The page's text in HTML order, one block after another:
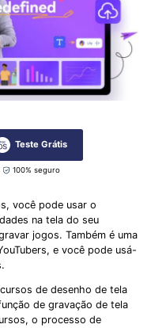
Teste Grátis
100% seguro
você pode usar o
na tela do seu
jogos. Também é uma
e você pode usá-
de desenho de tela
de gravação de tela
o processo de